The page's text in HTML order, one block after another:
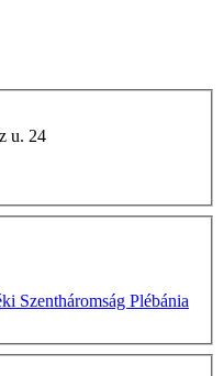
u. 24
Szentháromság Plébánia